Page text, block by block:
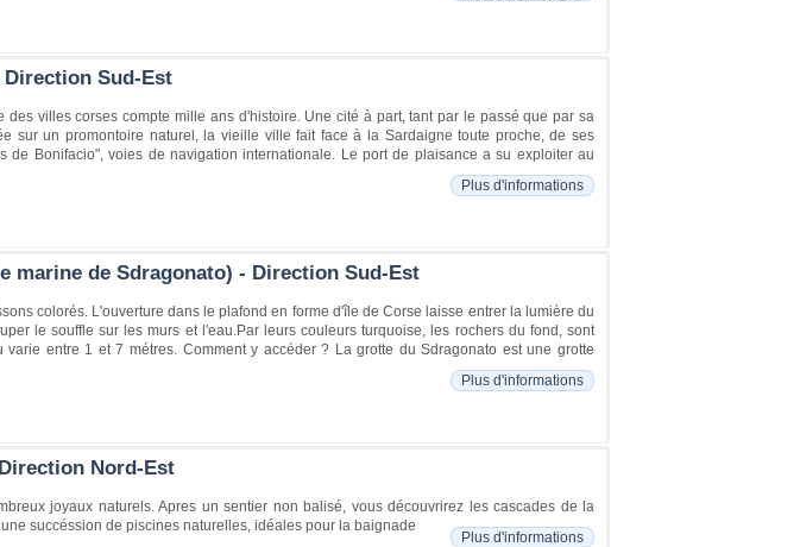
Direction Sud-Est
villes corses compte mille ans d'histoire. Une cité à part, tant par le passé que par sa
sur un promontoire naturel, la vieille ville fait face à la Sardaigne toute proche, de ses
de Bonifacio", voies de navigation internationale. Le port de plaisance a su exploiter au
Plus d'informations
marine de Sdragonato) - Direction Sud-Est
colorés. L'ouverture dans le plafond en forme d'île de Corse laisse entrer la lumière du
le souffle sur les murs et l'eau.Par leurs couleurs turquoise, les rochers du fond, sont
entre 1 et 7 métres. Comment y accéder ? La grotte du Sdragonato est une grotte
Plus d'informations
Nord-Est
joyaux naturels. Apres un sentier non balisé, vous découvrirez les cascades de la
succéssion de piscines naturelles, idéales pour la baignade
Plus d'informations